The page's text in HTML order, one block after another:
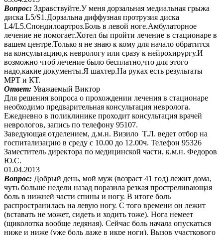
Вопрос: Здравствуйте.У меня дорзальная медиальная грыжа
диска L5/S1.Дорзальна диффузная протрузия диска
L4/L5.Спондилоартроз.Боль в левой ноге.Амбулаторное
лечение не помогает.Хотел бы пройти лечение в стационаре в
вашем центре.Только я не знаю к кому для начало обратится
на консультацию,к неврологу или сразу к нейрохирургу.И
возможно чтоб лечение было бесплатно,что для этого
надо,какие документы.Я шахтер.На руках есть результаты
МРТ и КТ.
Ответ: Уважаемый Виктор
Для решения вопроса о прохождении лечения в стационаре
необходимо предварительная консультация невролога.
Ежедневно в поликлинике проходит консультация врачей
неврологов, запись по телефону 95107.
Заведующая отделением, д.м.н. Визило Т.Л. ведет отбор на
госпитализацию в среду с 10.00 до 12.00ч. Телефон 95326
Заместитель директора по медицинской части, к.м.н. Федоров
Ю.С.
01.04.2013
Вопрос: Добрый день, мой муж (возраст 41 год) лежит дома,
чуть больше недели назад поразила резкая простреливающая
боль в нижней части спины и ногу. В итоге боль
распространилась на левую ногу. С того времени он лежит
(вставать не может, сидеть и ходить тоже). Нога немеет
(щиколотка вообще ледяная). Сейчас боль начала опускаться
ниже и ниже (уже боль даже в икре ноги). Вызов участкового